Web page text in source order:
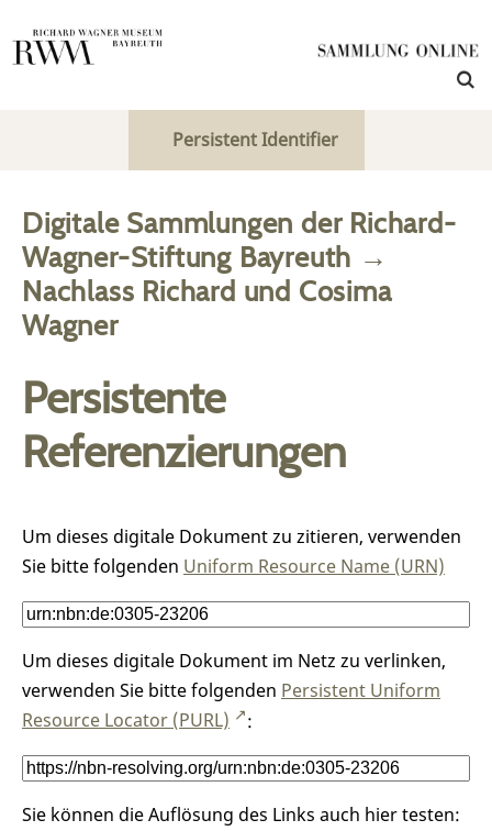
Persistent Identifier
Digitale Sammlungen der Richard-
Wagner-Stiftung Bayreuth →
Nachlass Richard und Cosima
Wagner
Persistente
Referenzierungen
Um dieses digitale Dokument zu zitieren, verwenden
Sie bitte folgenden Uniform Resource Name (URN)
Um dieses digitale Dokument im Netz zu verlinken,
verwenden Sie bitte folgenden Persistent Uniform
Resource Locator (PURL)
:
Sie können die Auflösung des Links auch hier testen: